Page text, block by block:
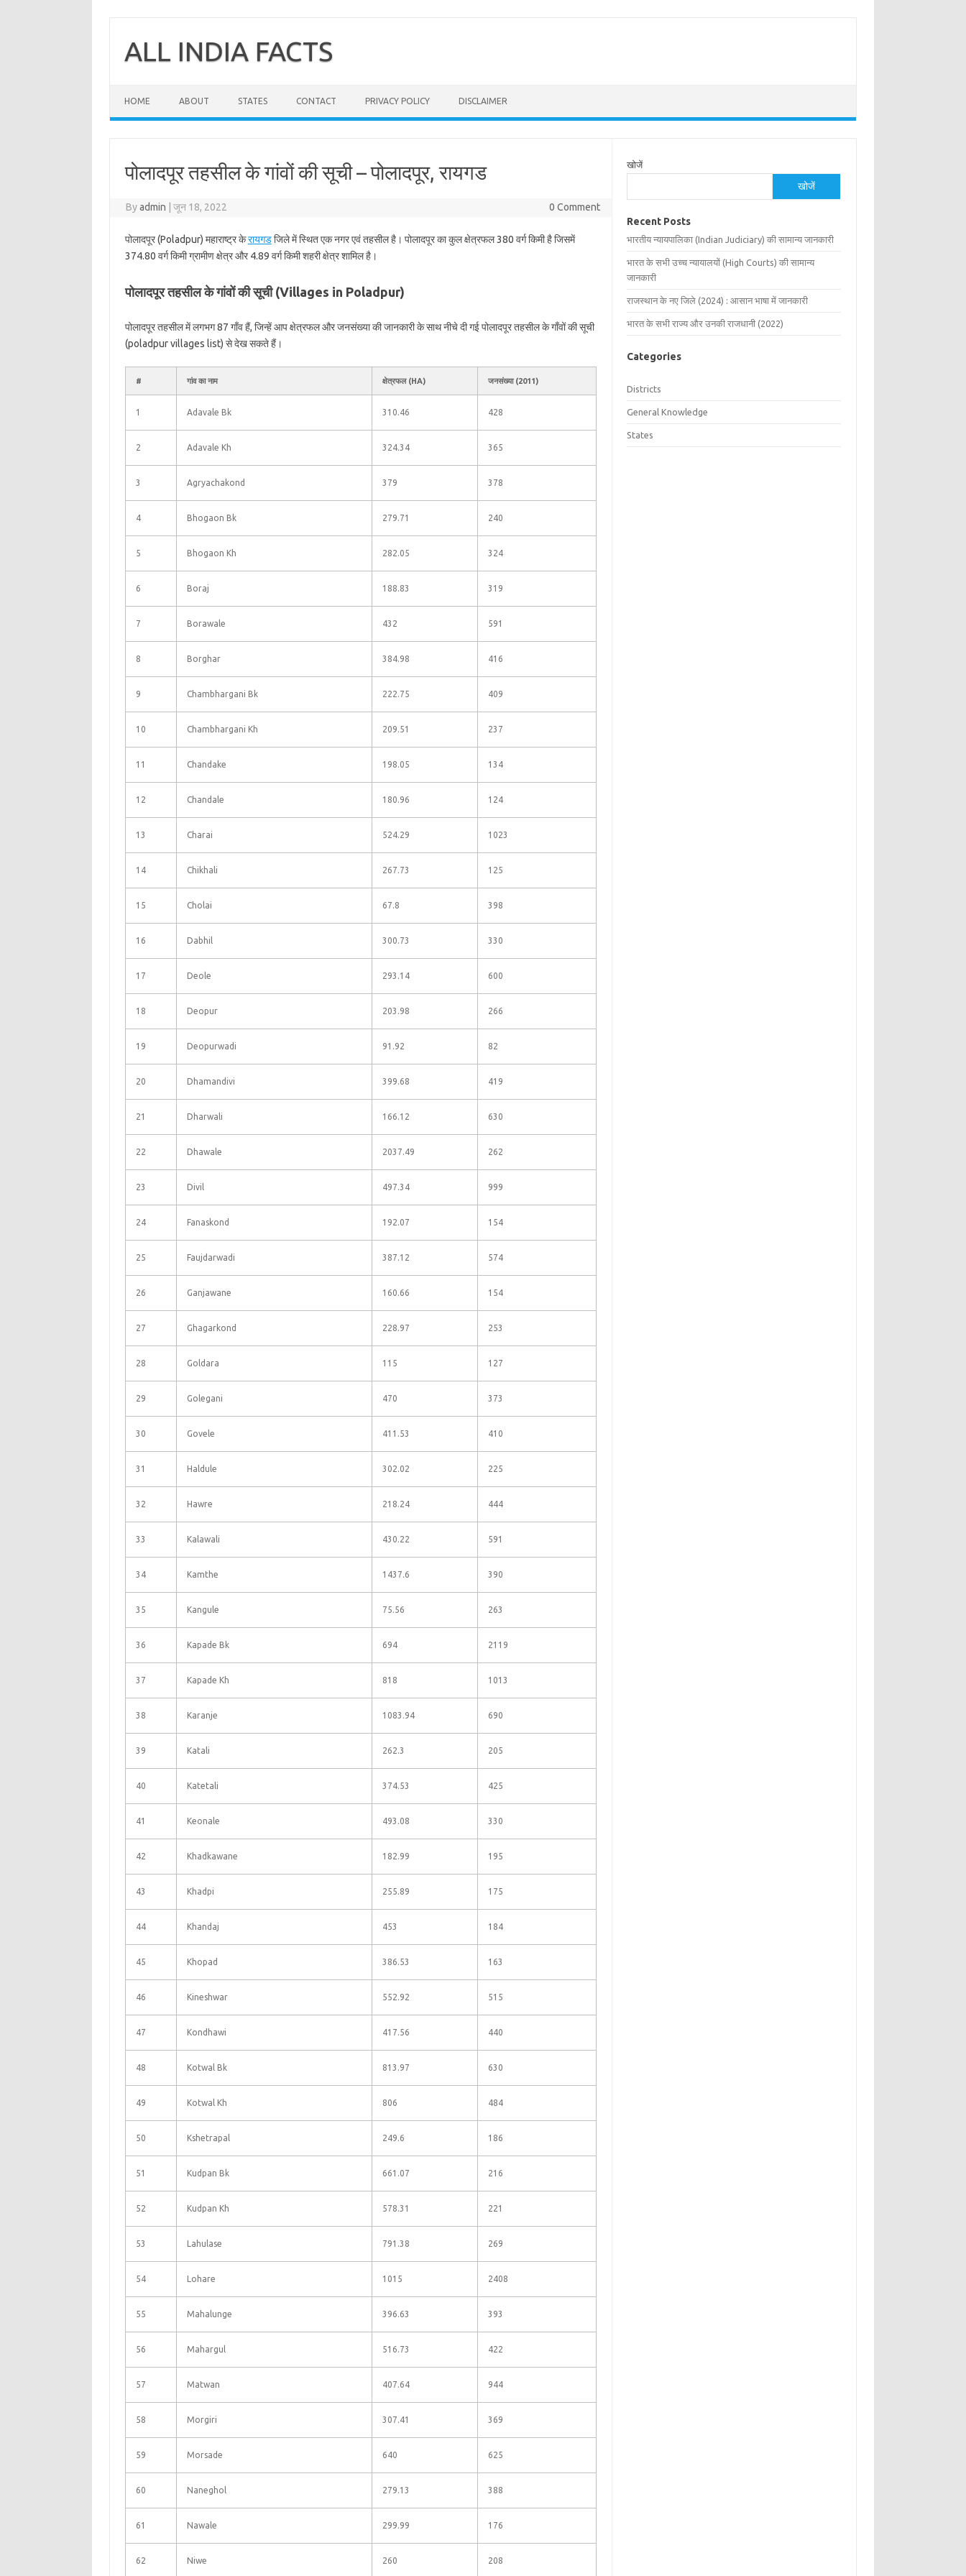
contentALL INDIA FACTS
HOME ABOUT STATES CONTACT PRIVACY POLICY DISCLAIMER
पोलादपूर तहसील के गांवों की सूची – पोलादपूर, रायगड
Byadmin जून 18, 2022 0 Comment
पोलादपूर (Poladpur) महाराष्ट्र केरायगडजिले में स्थित एक नगर एवं तहसील है। पोलादपूर का कुल क्षेत्रफल 380 वर्ग किमी है जिसमें
374.80 वर्ग किमी ग्रामीण क्षेत्र और 4.89 वर्ग किमी शहरी क्षेत्र शामिल है।
पोलादपूर तहसील के गांवों की सूची (Villages in Poladpur)
पोलादपूर तहसील में लगभग 87 गाँव हैं, जिन्हें आप क्षेत्रफल और जनसंख्या की जानकारी के साथ नीचे दी गई पोलादपूर तहसील के गाँवों की सूची
(poladpur villages list) से देख सकते हैं।
# गांव का नाम क्षेत्रफल (HA) जनसंख्या (2011)
1 Adavale Bk 310.46 428
2 Adavale Kh 324.34 365
3 Agryachakond 379 378
4 Bhogaon Bk 279.71 240
5 Bhogaon Kh 282.05 324
6 Boraj 188.83 319
7 Borawale 432 591
8 Borghar 384.98 416
9 Chambhargani Bk 222.75 409
10 Chambhargani Kh 209.51 237
11 Chandake 198.05 134
12 Chandale 180.96 124
13 Charai 524.29 1023
14 Chikhali 267.73 125
15 Cholai 67.8 398
16 Dabhil 300.73 330
17 Deole 293.14 600
18 Deopur 203.98 266
19 Deopurwadi 91.92 82
20 Dhamandivi 399.68 419
21 Dharwali 166.12 630
22 Dhawale 2037.49 262
23 Divil 497.34 999
24 Fanaskond 192.07 154
25 Faujdarwadi 387.12 574
26 Ganjawane 160.66 154
27 Ghagarkond 228.97 253
28 Goldara 115 127
29 Golegani 470 373
30 Govele 411.53 410
31 Haldule 302.02 225
32 Hawre 218.24 444
33 Kalawali 430.22 591
34 Kamthe 1437.6 390
35 Kangule 75.56 263
36 Kapade Bk 694 2119
37 Kapade Kh 818 1013
38 Karanje 1083.94 690
39 Katali 262.3 205
40 Katetali 374.53 425
41 Keonale 493.08 330
42 Khadkawane 182.99 195
43 Khadpi 255.89 175
44 Khandaj 453 184
45 Khopad 386.53 163
46 Kineshwar 552.92 515
47 Kondhawi 417.56 440
48 Kotwal Bk 813.97 630
49 Kotwal Kh 806 484
50 Kshetrapal 249.6 186
51 Kudpan Bk 661.07 216
52 Kudpan Kh 578.31 221
53 Lahulase 791.38 269
54 Lohare 1015 2408
55 Mahalunge 396.63 393
56 Mahargul 516.73 422
57 Matwan 407.64 944
58 Morgiri 307.41 369
59 Morsade 640 625
60 Naneghol 279.13 388
61 Nawale 299.99 176
62 Niwe 260 208
खोजें
खोजें
Recent Posts
भारतीय न्यायपालिका (Indian Judiciary) की सामान्य जानकारी
भारत के सभी उच्च न्यायालयों (High Courts) की सामान्य
जानकारी
राजस्थान के नए जिले (2024) : आसान भाषा में जानकारी
भारत के सभी राज्य और उनकी राजधानी (2022)
Categories
Districts
General Knowledge
States